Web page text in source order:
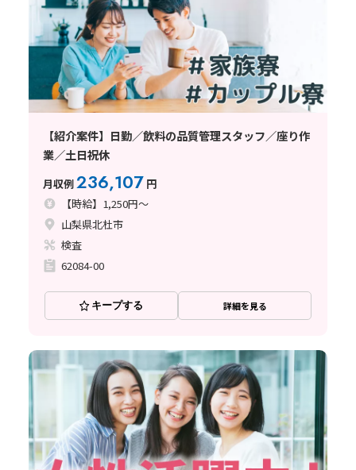
【紹介案件】日勤／飲料の品質管理スタッフ／座り作
業／土日祝休
月収例236,107 円
【時給】1,250円～
山梨県北杜市
検査
62084-00
キープする 詳細を見る